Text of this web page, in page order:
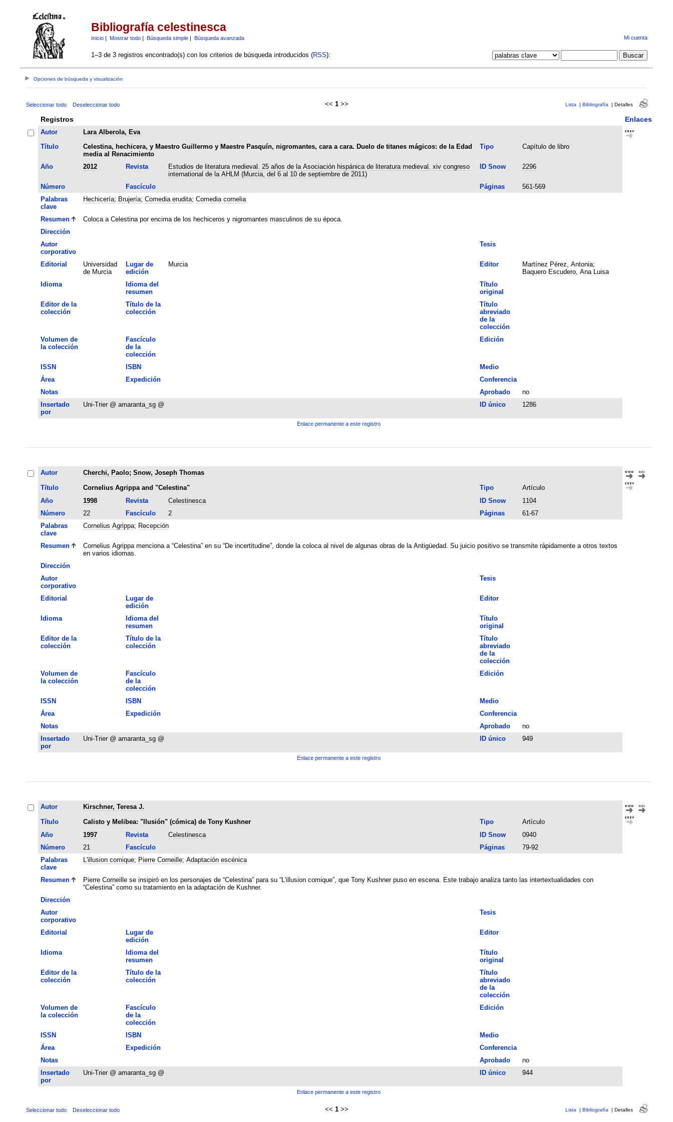
Bibliografía celestinesca
Inicio| Mostrar todo| Búsqueda simple| Búsqueda avanzada Mi cuenta
1–3 de 3 registros encontrado(s) con los criterios de búsqueda introducidos (RSS):
Opciones de búsqueda y visualización
Seleccionar todo Deseleccionar todo << 1 >> Lista | Bibliografía | Detalles
Registros Enlaces
Autor
Lara Alberola, Eva
Título
Celestina, hechicera, y Maestro Guillermo y Maestre Pasquín, nigromantes, cara a cara. Duelo de titanes mágicos: de la Edad
media al Renacimiento
Tipo Capítulo de libro
Año 2012 Revista
Estudios de literatura medieval. 25 años de la Asociación hispánica de literatura medieval. xiv congreso
international de la AHLM (Murcia, del 6 al 10 de septiembre de 2011)
ID Snow 2296
Número Fascículo Páginas
561-569
Palabras
clave
Hechicería; Brujería; Comedia erudita; Comedia cornelia
Resumen
Coloca a Celestina por encima de los hechiceros y nigromantes masculinos de su época.
Dirección
Autor
corporativo
Tesis
Editorial
Universidad
de Murcia
Lugar de
edición
Murcia Editor
Martínez Pérez, Antonia;
Baquero Escudero, Ana Luisa
Idioma
Idioma del
resumen
Título
original
Editor de la
colección
Título de la
colección
Título
abreviado
de la
colección
Volumen de
la colección
Fascículo
de la
colección
Edición
ISSN ISBN
Medio
Área
Expedición
Conferencia
Notas
Aprobado
no
Insertado
por
Uni-Trier @ amaranta_sg @ ID único 1286
Enlace permanente a este registro
Autor Cherchi, Paolo; Snow, Joseph Thomas
Título
Cornelius Agrippa and "Celestina" Tipo
Artículo
Año
1998 Revista Celestinesca ID Snow
1104
Número
22 Fascículo 2 Páginas
61-67
Palabras
clave
Cornelius Agrippa; Recepción
Resumen
Cornelius Agrippa menciona a “Celestina” en su “De incertitudine”, donde la coloca al nivel de algunas obras de la Antigüedad. Su juicio positivo se transmite rápidamente a otros textos
en varios idiomas.
Dirección
Autor
corporativo
Tesis
Editorial
Lugar de
edición
Editor
Idioma
Idioma del
resumen
Título
original
Editor de la
colección
Título de la
colección
Título
abreviado
de la
colección
Volumen de
la colección
Fascículo
de la
colección
Edición
ISSN ISBN
Medio
Área
Expedición
Conferencia
Notas
Aprobado
no
Insertado
por
Uni-Trier @ amaranta_sg @ ID único 949
Enlace permanente a este registro
Autor
Kirschner, Teresa J.
Título
Calisto y Melibea: "Ilusión" (cómica) de Tony Kushner Tipo
Artículo
Año
1997 Revista Celestinesca ID Snow
0940
Número
21 Fascículo Páginas
79-92
Palabras
clave
L'illusion comique; Pierre Corneille; Adaptación escénica
Resumen
Pierre Corneille se insipiró en los personajes de “Celestina” para su “L'illusion comique”, que Tony Kushner puso en escena. Este trabajo analiza tanto las intertextualidades con
“Celestina” como su tratamiento en la adaptación de Kushner.
Dirección
Autor
corporativo
Tesis
Editorial
Lugar de
edición
Editor
Idioma
Idioma del
resumen
Título
original
Editor de la
colección
Título de la
colección
Título
abreviado
de la
colección
Volumen de
la colección
Fascículo
de la
colección
Edición
ISSN ISBN
Medio
Área
Expedición
Conferencia
Notas
Aprobado
no
Insertado
por
Uni-Trier @ amaranta_sg @ ID único 944
Enlace permanente a este registro
Seleccionar todo Deseleccionar todo << 1 >> Lista | Bibliografía | Detalles